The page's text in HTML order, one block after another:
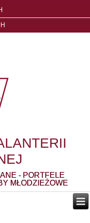
- PORTFELE
MŁODZIEŻOWE